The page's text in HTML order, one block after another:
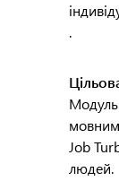
.
Модуль
Job
людей.